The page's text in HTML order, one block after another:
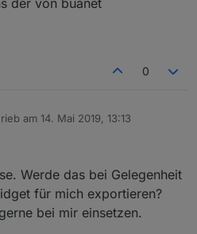
der von buanet
0
am 14. Mai 2019, 13:13
editiert von
Werde das bei Gelegenheit
für mich exportieren?
bei mir einsetzen.